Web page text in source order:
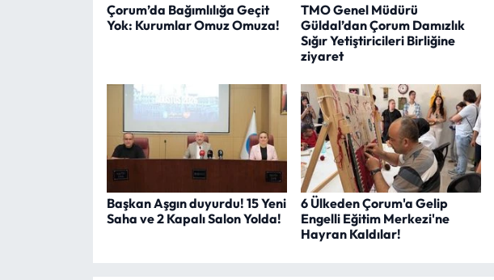
Çorum’da Bağımlılığa Geçit
Yok: Kurumlar Omuz Omuza!
TMO Genel Müdürü
Güldal’dan Çorum Damızlık
Sığır Yetiştiricileri Birliğine
ziyaret
Başkan Aşgın duyurdu! 15 Yeni
Saha ve 2 Kapalı Salon Yolda!
6 Ülkeden Çorum'a Gelip
Engelli Eğitim Merkezi'ne
Hayran Kaldılar!